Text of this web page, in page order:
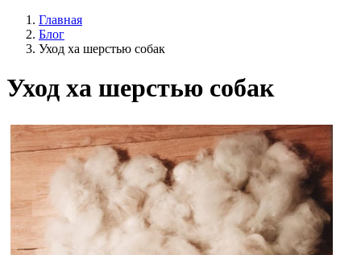
Главная
Блог
Уход ха шерстью собак
Уход ха шерстью собак